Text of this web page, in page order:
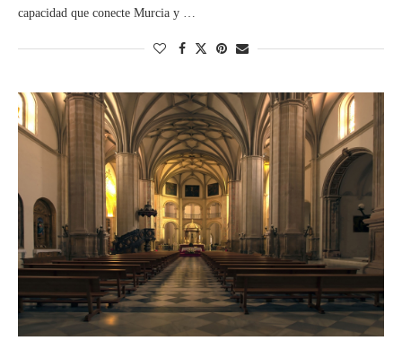
capacidad que conecte Murcia y …